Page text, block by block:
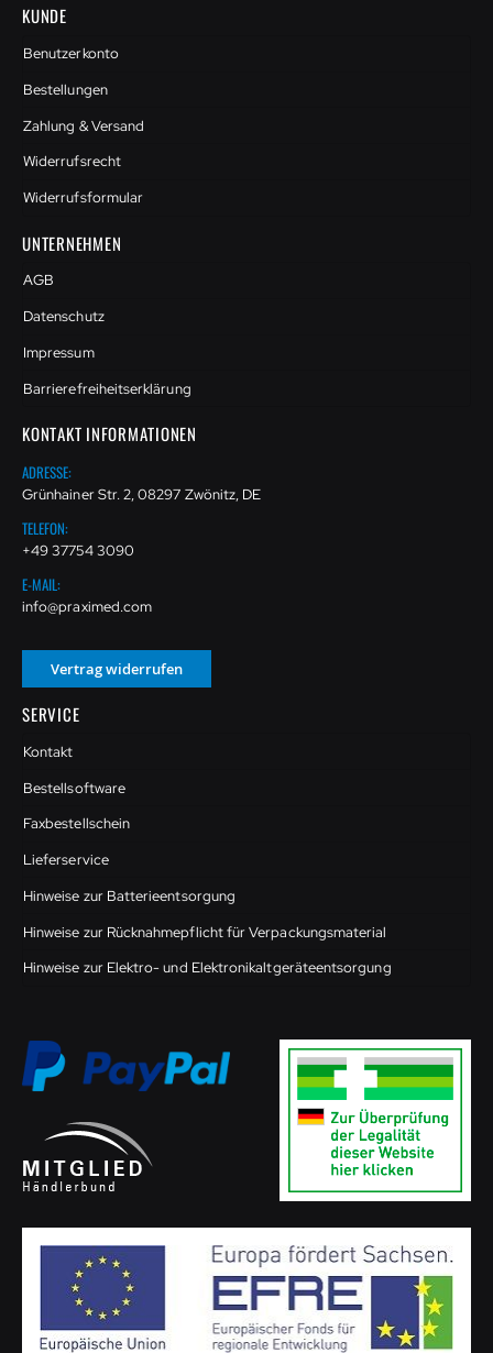
KUNDE
Benutzerkonto
Bestellungen
Zahlung & Versand
Widerrufsrecht
Widerrufsformular
UNTERNEHMEN
AGB
Datenschutz
Impressum
Barrierefreiheitserklärung
KONTAKT INFORMATIONEN
ADRESSE:
Grünhainer Str. 2, 08297 Zwönitz, DE
TELEFON:
+49 37754 3090
E-MAIL:
info@praximed.com
Vertrag widerrufen
SERVICE
Kontakt
Bestellsoftware
Faxbestellschein
Lieferservice
Hinweise zur Batterieentsorgung
Hinweise zur Rücknahmepflicht für Verpackungsmaterial
Hinweise zur Elektro- und Elektronikaltgeräteentsorgung